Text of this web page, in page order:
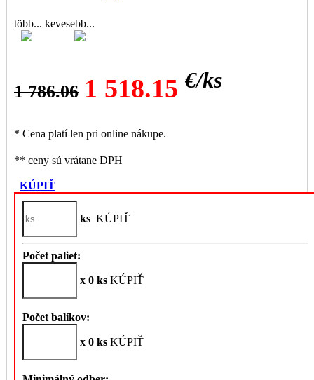
több... kevesebb...
1 786.06 1 518.15 €/ks
* Cena platí len pri online nákupe.
** ceny sú vrátane DPH
KÚPIŤ
ks KÚPIŤ
Počet paliet:
x 0 ks KÚPIŤ
Počet balíkov:
x 0 ks KÚPIŤ